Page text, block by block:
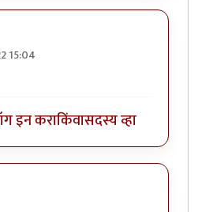
15:04
इन कराकिंवासदस्य व्हा